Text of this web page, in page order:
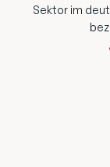
Sektor im